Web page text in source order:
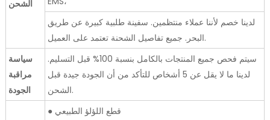
الشحن
لدينا خصم لأننا عملاء منتظمين. سفينة طلبية كبيرة عن طريق
البحر. جميع تفاصيل الشحنة تعتمد على العميل.
سياسة
مراقبة
الجودة
سيتم فحص جميع المنتجات بالكامل بنسبة 100% قبل التسليم.
لدينا ما لا يقل عن 5 أشخاص للتأكد من أن الجودة جيدة قبل
الشحن.
● قطع اللؤلؤ الطبيعي